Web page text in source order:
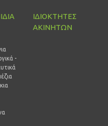
-
ΙΔΙΟΚΤΗΤΕΣ
ΑΚΙΝΗΤΩΝ